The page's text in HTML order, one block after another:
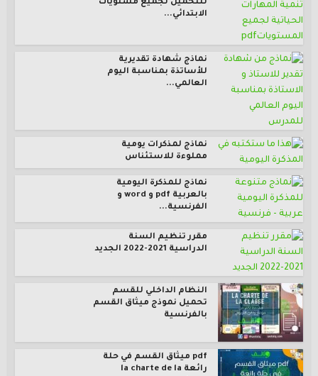
للتحميل لجميع مستويات
الابتدائي...
نماذج شهادة تقديرية
للأساتذة بمناسبة اليوم
العالمي...
نماذج لمذكرات يومية
مملوءة للاستئناس
نماذج للمذكرة اليومية
بالعربية pdf و word و
الفرنسية...
مقرر تنظيم السنة
الدراسية 2021-2022 الجديد
النظام الداخلي للقسم
تحميل نموذج ميثاق القسم
بالفرنسية
pdf ميثاق القسم في حلة
رائعة la charte de la